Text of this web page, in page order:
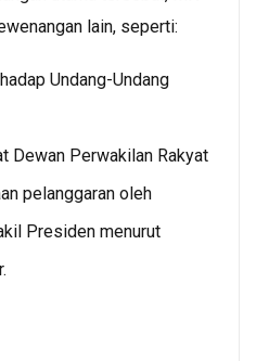
lain, seperti:
Undang-Undang
Dewan Perwakilan Rakyat
pelanggaran oleh
Presiden menurut